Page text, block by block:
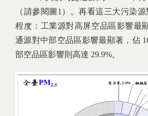
（請參閱圖1）。再看這三大污染
程度：工業源對高屏空品區影響最
通源對中部空品區影響最顯著，佔
部空品區影響則高達 29.9%。